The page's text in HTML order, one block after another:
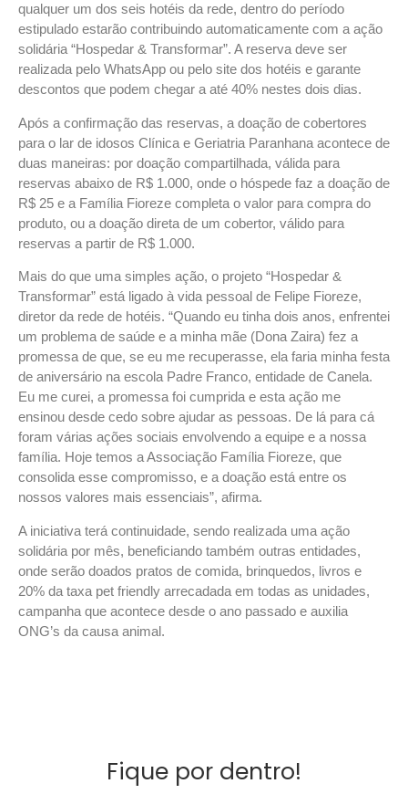
qualquer um dos seis hotéis da rede, dentro do período
estipulado estarão contribuindo automaticamente com a ação
solidária “Hospedar & Transformar”. A reserva deve ser
realizada pelo WhatsApp ou pelo site dos hotéis e garante
descontos que podem chegar a até 40% nestes dois dias.
Após a confirmação das reservas, a doação de cobertores
para o lar de idosos Clínica e Geriatria Paranhana acontece de
duas maneiras: por doação compartilhada, válida para
reservas abaixo de R$ 1.000, onde o hóspede faz a doação de
R$ 25 e a Família Fioreze completa o valor para compra do
produto, ou a doação direta de um cobertor, válido para
reservas a partir de R$ 1.000.
Mais do que uma simples ação, o projeto “Hospedar &
Transformar” está ligado à vida pessoal de Felipe Fioreze,
diretor da rede de hotéis. “Quando eu tinha dois anos, enfrentei
um problema de saúde e a minha mãe (Dona Zaira) fez a
promessa de que, se eu me recuperasse, ela faria minha festa
de aniversário na escola Padre Franco, entidade de Canela.
Eu me curei, a promessa foi cumprida e esta ação me
ensinou desde cedo sobre ajudar as pessoas. De lá para cá
foram várias ações sociais envolvendo a equipe e a nossa
família. Hoje temos a Associação Família Fioreze, que
consolida esse compromisso, e a doação está entre os
nossos valores mais essenciais”, afirma.
A iniciativa terá continuidade, sendo realizada uma ação
solidária por mês, beneficiando também outras entidades,
onde serão doados pratos de comida, brinquedos, livros e
20% da taxa pet friendly arrecadada em todas as unidades,
campanha que acontece desde o ano passado e auxilia
ONG’s da causa animal.
Fique por dentro!